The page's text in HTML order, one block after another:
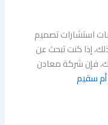
استشارات تصميم
إذا كنت تبحث عن
فإن شركة معادن
سقيم